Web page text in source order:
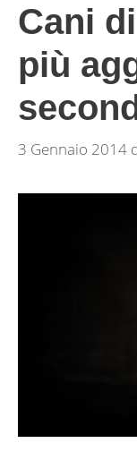
Cani
più
3 Gennaio 2014